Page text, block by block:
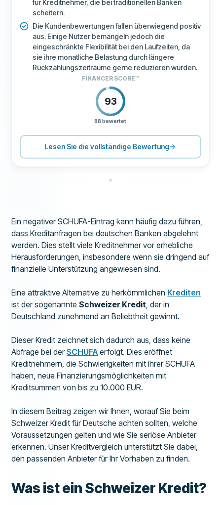
für Kreditnehmer, die bei traditionellen Banken
scheitern.
Die Kundenbewertungen fallen überwiegend positiv
aus. Einige Nutzer bemängeln jedoch die
eingeschränkte Flexibilität bei den Laufzeiten, da
sie ihre monatliche Belastung durch längere
Rückzahlungszeiträume gerne reduzieren würden.
FINANCER SCORE™
93
88 bewertet
SUPPORT
KONDITIONEN 100
Lesen Sie die vollständige Bewertung
Ein negativer SCHUFA-Eintrag kann häufig dazu führen,
dass Kreditanfragen bei deutschen Banken abgelehnt
werden. Dies stellt viele Kreditnehmer vor erhebliche
Herausforderungen, insbesondere wenn sie dringend auf
finanzielle Unterstützung angewiesen sind.
Eine attraktive Alternative zu herkömmlichen Krediten
ist der sogenannteSchweizer Kredit , der in
Deutschland zunehmend an Beliebtheit gewinnt.
Dieser Kredit zeichnet sich dadurch aus, dass keine
Abfrage bei derSCHUFA erfolgt. Dies eröffnet
Kreditnehmern, die Schwierigkeiten mit ihrer SCHUFA
haben, neue Finanzierungsmöglichkeiten mit
Kreditsummen von bis zu 10.000 EUR.
In diesem Beitrag zeigen wir Ihnen, worauf Sie beim
Schweizer Kredit für Deutsche achten sollten, welche
Voraussetzungen gelten und wie Sie seriöse Anbieter
erkennen. Unser Kreditvergleich unterstützt Sie dabei,
den passenden Anbieter für Ihr Vorhaben zu finden.
Was ist ein Schweizer Kredit?